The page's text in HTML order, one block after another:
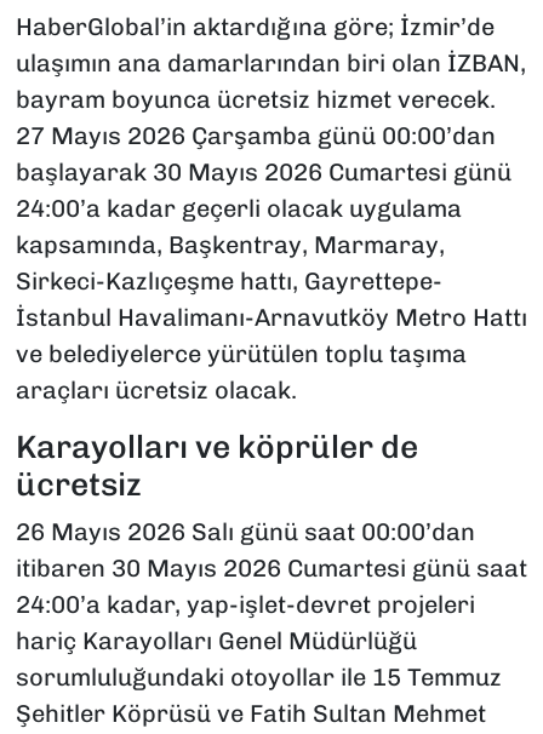
HaberGlobal’in aktardığına göre; İzmir’de
ulaşımın ana damarlarından biri olan İZBAN,
bayram boyunca ücretsiz hizmet verecek.
27 Mayıs 2026 Çarşamba günü 00:00’dan
başlayarak 30 Mayıs 2026 Cumartesi günü
24:00’a kadar geçerli olacak uygulama
kapsamında, Başkentray, Marmaray,
Sirkeci-Kazlıçeşme hattı, Gayrettepe-
İstanbul Havalimanı-Arnavutköy Metro Hattı
ve belediyelerce yürütülen toplu taşıma
araçları ücretsiz olacak.
Karayolları ve köprüler de
ücretsiz
26 Mayıs 2026 Salı günü saat 00:00’dan
itibaren 30 Mayıs 2026 Cumartesi günü saat
24:00’a kadar, yap-işlet-devret projeleri
hariç Karayolları Genel Müdürlüğü
sorumluluğundaki otoyollar ile 15 Temmuz
Şehitler Köprüsü ve Fatih Sultan Mehmet